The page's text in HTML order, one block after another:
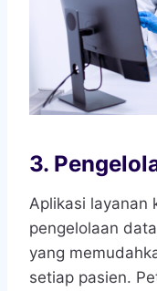
3.
Aplikasi layanan
pengelolaan
yang
setiap pasien.